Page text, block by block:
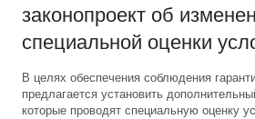
законопроект об
специальной оценки
В целях обеспечения соблюдения
предлагается установить
которые проводят специальную оценку